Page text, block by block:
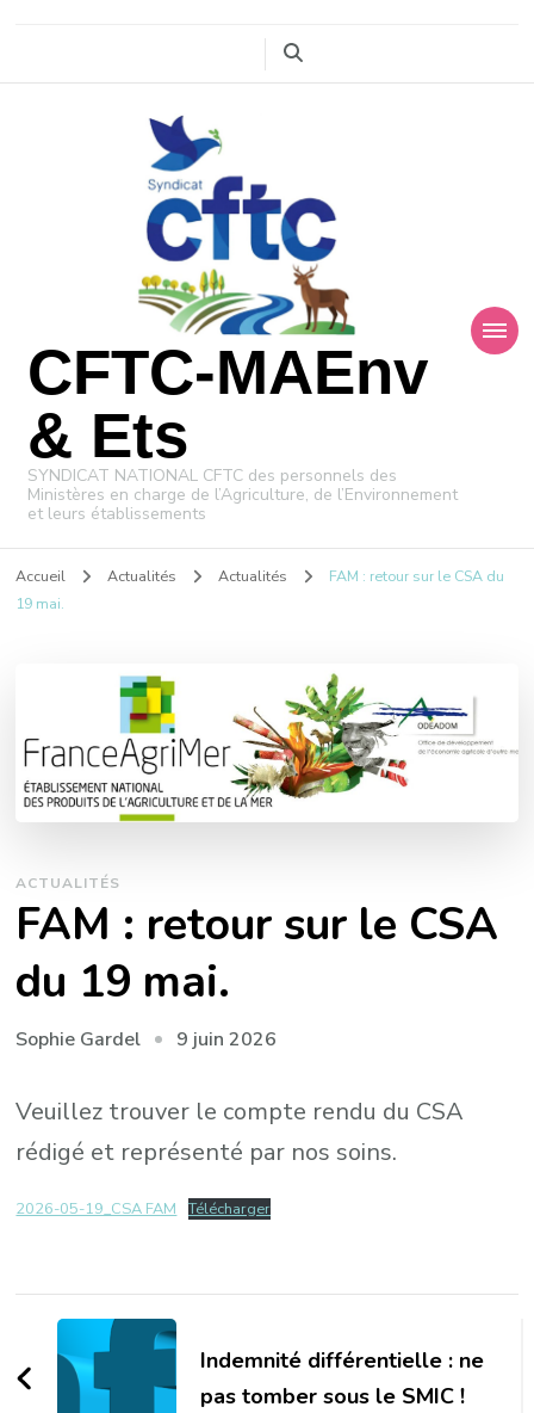
CFTC-MAEnv
& Ets
SYNDICAT NATIONAL CFTC des personnels des
Ministères en charge de l’Agriculture, de l’Environnement
et leurs établissements
Accueil Actualités Actualités
FAM : retour sur le CSA du
19 mai.
ACTUALITÉS
FAM : retour sur le CSA
du 19 mai.
Sophie Gardel 9 juin 2026
Veuillez trouver le compte rendu du CSA
rédigé et représenté par nos soins.
2026-05-19_CSA FAM Télécharger
Navigation
d'article
Indemnité différentielle : ne
pas tomber sous le SMIC !